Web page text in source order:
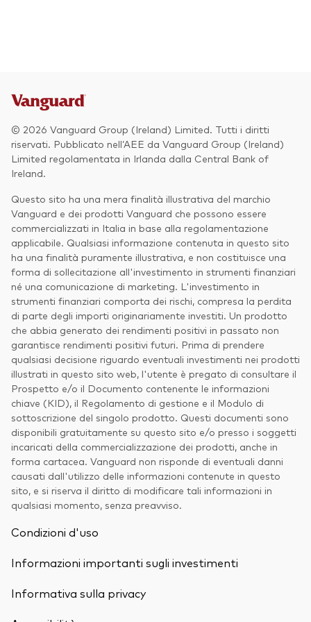
Attiva
Passiva
Documenti importanti
Investi con Vanguard
Prevenzione delle frodi
© 2026 Vanguard Group (Ireland) Limited. Tutti i diritti
riservati. Pubblicato nell’AEE da Vanguard Group (Ireland)
Limited regolamentata in Irlanda dalla Central Bank of
Ireland.
Questo sito ha una mera finalità illustrativa del marchio
Vanguard e dei prodotti Vanguard che possono essere
commercializzati in Italia in base alla regolamentazione
applicabile. Qualsiasi informazione contenuta in questo sito
ha una finalità puramente illustrativa, e non costituisce una
forma di sollecitazione all'investimento in strumenti finanziari
né una comunicazione di marketing. L'investimento in
strumenti finanziari comporta dei rischi, compresa la perdita
di parte degli importi originariamente investiti. Un prodotto
che abbia generato dei rendimenti positivi in passato non
garantisce rendimenti positivi futuri. Prima di prendere
qualsiasi decisione riguardo eventuali investimenti nei prodotti
illustrati in questo sito web, l'utente è pregato di consultare il
Prospetto e/o il Documento contenente le informazioni
chiave (KID), il Regolamento di gestione e il Modulo di
sottoscrizione del singolo prodotto. Questi documenti sono
disponibili gratuitamente su questo sito e/o presso i soggetti
incaricati della commercializzazione dei prodotti, anche in
forma cartacea. Vanguard non risponde di eventuali danni
causati dall'utilizzo delle informazioni contenute in questo
sito, e si riserva il diritto di modificare tali informazioni in
qualsiasi momento, senza preavviso.
Condizioni d'uso
Informazioni importanti sugli investimenti
Informativa sulla privacy